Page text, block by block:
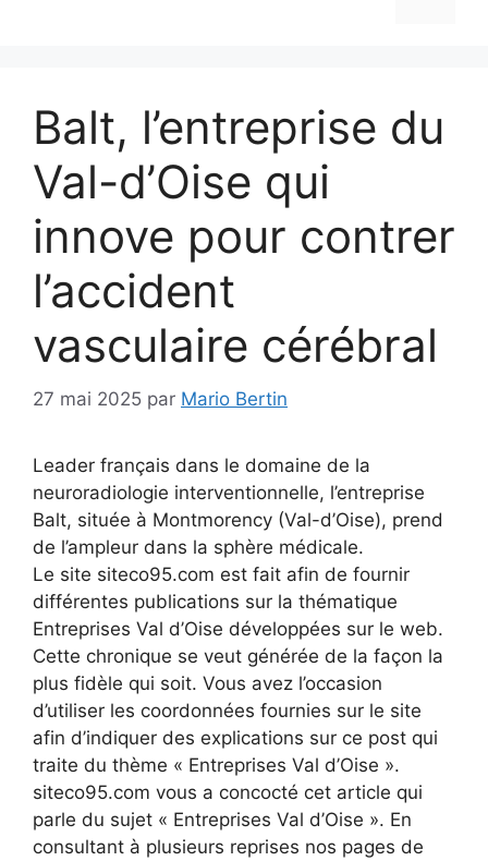
Balt, l’entreprise du
Val-d’Oise qui
innove pour contrer
l’accident
vasculaire cérébral
27 mai 2025 par Mario Bertin
Leader français dans le domaine de la
neuroradiologie interventionnelle, l’entreprise
Balt, située à Montmorency (Val-d’Oise), prend
de l’ampleur dans la sphère médicale.
Le site siteco95.com est fait afin de fournir
différentes publications sur la thématique
Entreprises Val d’Oise développées sur le web.
Cette chronique se veut générée de la façon la
plus fidèle qui soit. Vous avez l’occasion
d’utiliser les coordonnées fournies sur le site
afin d’indiquer des explications sur ce post qui
traite du thème « Entreprises Val d’Oise ».
siteco95.com vous a concocté cet article qui
parle du sujet « Entreprises Val d’Oise ». En
consultant à plusieurs reprises nos pages de